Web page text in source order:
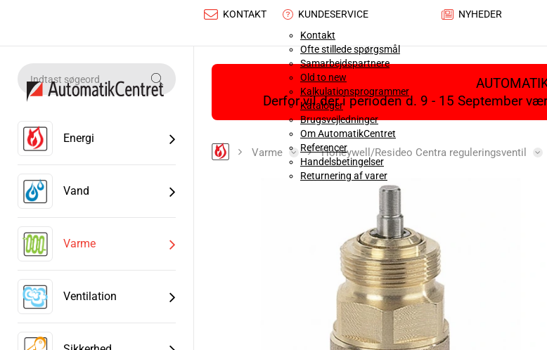
KONTAKT
KUNDESERVICE
Kontakt
Ofte stillede spørgsmål
Samarbejdspartnere
Old to new
Kalkulationsprogrammer
Kataloger
Brugsvejledninger
Om AutomatikCentret
Referencer
Handelsbetingelser
Returnering af varer
NYHEDER
Energi
Vand
Varme
Ventilation
Derfor vil der i perioden d. 9 - 15 September
Varme Honeywell/Resideo Centra reguleringsventil